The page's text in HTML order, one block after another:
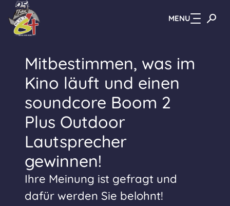
Zum Hauptinhalt springen MENU
Mitbestimmen, was im
Kino läuft und einen
soundcore Boom 2
Plus Outdoor
Lautsprecher
gewinnen!
Ihre Meinung ist gefragt und
dafür werden Sie belohnt!